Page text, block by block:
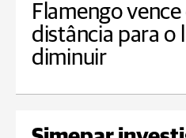
Flamengo
distância para o
diminuir